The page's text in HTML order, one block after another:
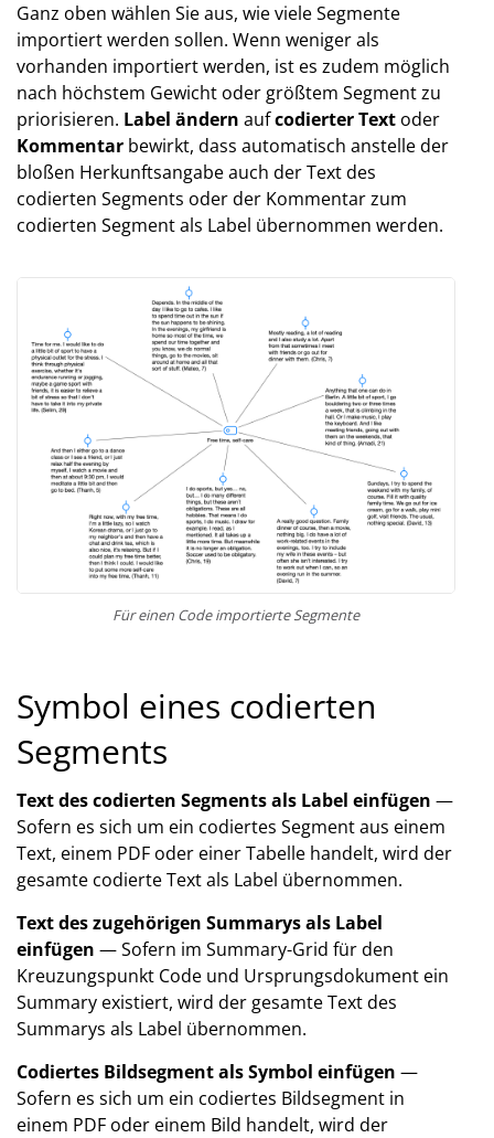
Ganz oben wählen Sie aus, wie viele Segmente
importiert werden sollen. Wenn weniger als
vorhanden importiert werden, ist es zudem möglich
nach höchstem Gewicht oder größtem Segment zu
priorisieren. Label ändern aufcodierter Text oder
Kommentar bewirkt, dass automatisch anstelle der
bloßen Herkunftsangabe auch der Text des
codierten Segments oder der Kommentar zum
codierten Segment als Label übernommen werden.
Für einen Code importierte Segmente
Symbol eines codierten
Segments
Text des codierten Segments als Label einfügen —
Sofern es sich um ein codiertes Segment aus einem
Text, einem PDF oder einer Tabelle handelt, wird der
gesamte codierte Text als Label übernommen.
Text des zugehörigen Summarys als Label
einfügen — Sofern im Summary-Grid für den
Kreuzungspunkt Code und Ursprungsdokument ein
Summary existiert, wird der gesamte Text des
Summarys als Label übernommen.
Codiertes Bildsegment als Symbol einfügen —
Sofern es sich um ein codiertes Bildsegment in
einem PDF oder einem Bild handelt, wird der